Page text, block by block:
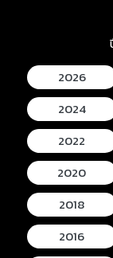
Hokum (2026) ห้อง
กุมวิญญาณ
2026
2024
2022
2020
2018
2016